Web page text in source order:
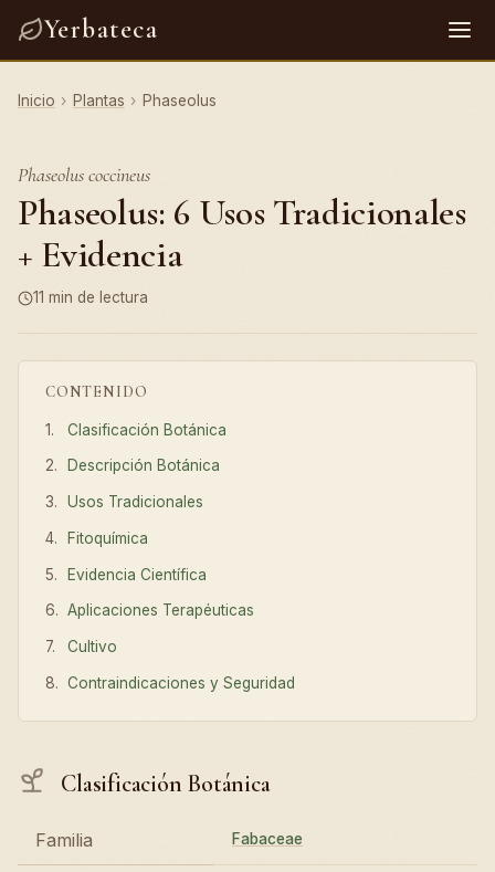
Yerbateca
Inicio › Plantas › Phaseolus
Phaseolus coccineus
Phaseolus: 6 Usos Tradicionales
+ Evidencia
11 min de lectura
CONTENIDO
Clasificación Botánica
Descripción Botánica
Usos Tradicionales
Fitoquímica
Evidencia Científica
Aplicaciones Terapéuticas
Cultivo
Contraindicaciones y Seguridad
Clasificación Botánica
Familia Fabaceae